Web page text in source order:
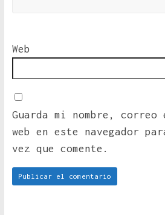
Web
Guarda mi nombre,
web en este navegador
vez que comente.